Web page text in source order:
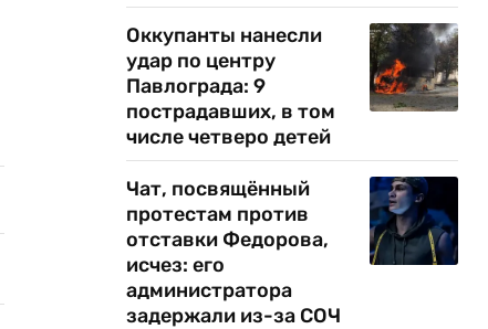
Оккупанты нанесли
удар по центру
Павлограда: 9
пострадавших, в том
числе четверо детей
Чат, посвящённый
протестам против
отставки Федорова,
исчез: его
администратора
задержали из-за СОЧ